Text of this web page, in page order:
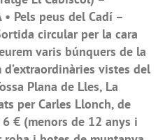
• Pels peus del Cadí –
circular per la cara
varis búnquers de la
vistes del
Plana de Lles, La
per Carles Llonch, de
6 € (menors de 12 anys i